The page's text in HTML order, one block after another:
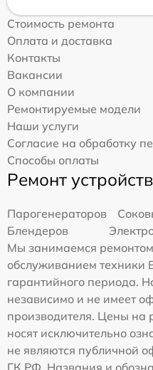
Стоимость ремонта
Оплата и доставка
Контакты
Вакансии
О компании
Ремонтируемые модели
Наши услуги
Согласие на обработку
Способы оплаты
Ремонт устройств
Парогенераторов
Блендеров
Мы занимаемся
обслуживанием техники
гарантийного периода.
независимо и не имеет
производителя. Цены на
носят исключительно
не являются публичной
ГК РФ. Названия и